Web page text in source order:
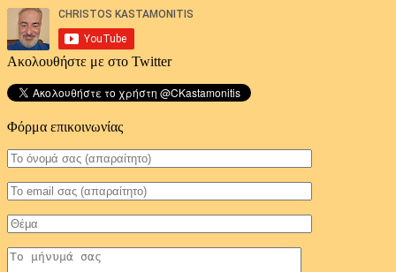
Ακολουθήστε με στο Twitter
Φόρμα επικοινωνίας